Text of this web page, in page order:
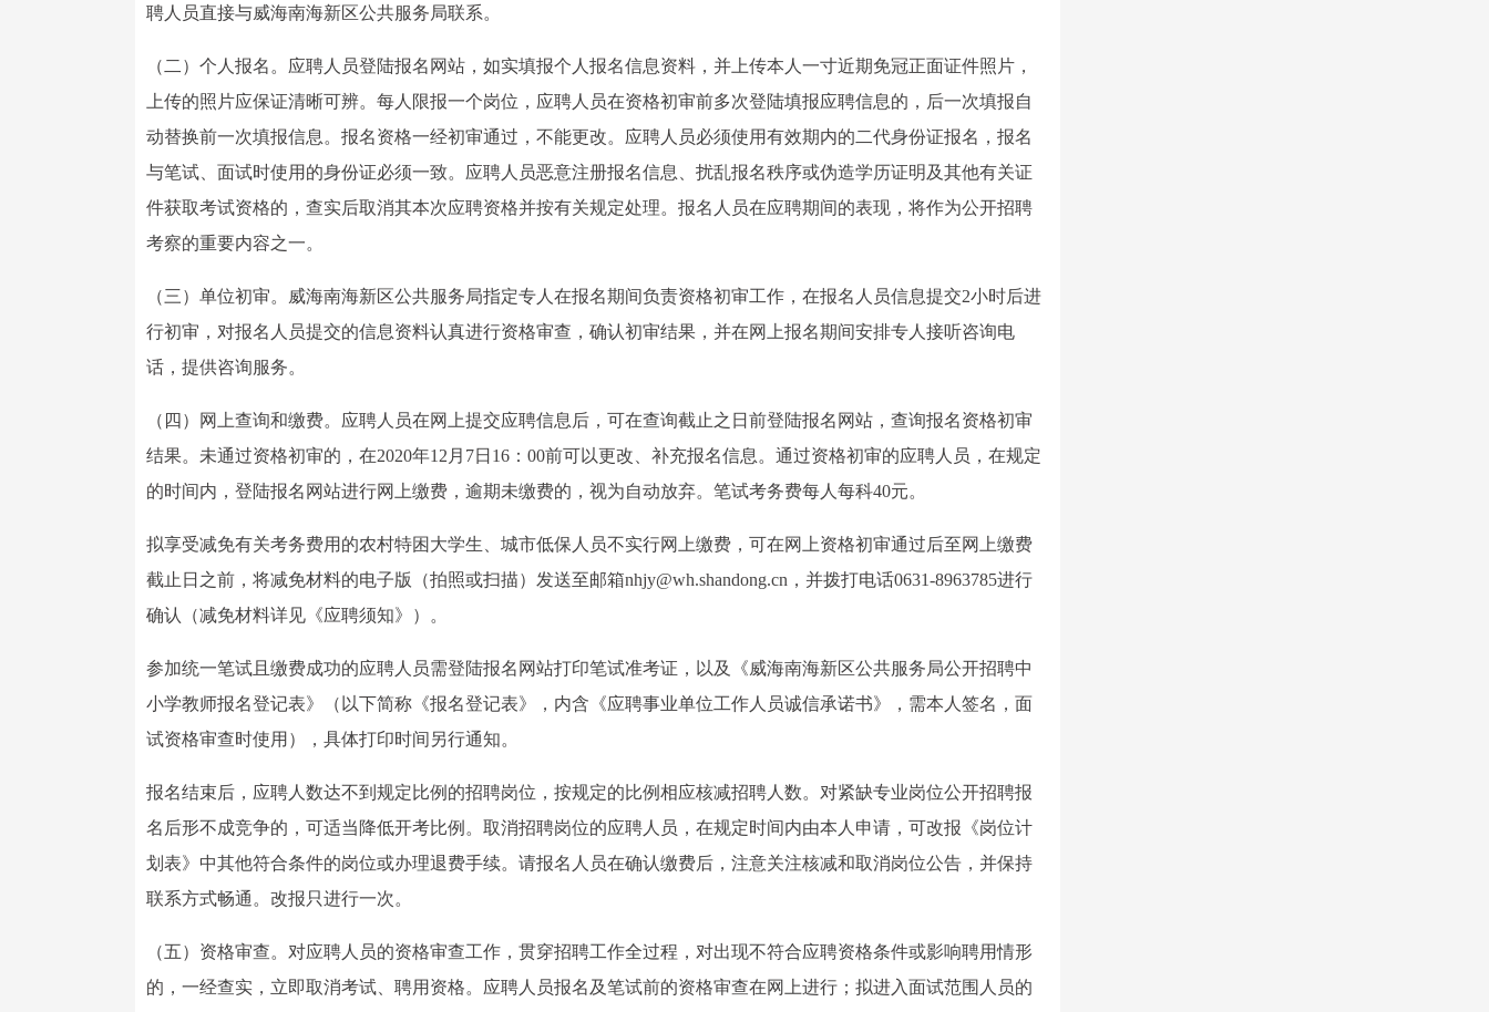
聘人员直接与威海南海新区公共服务局联系。
（二）个人报名。应聘人员登陆报名网站，如实填报个人报名信息资料，并上传本人一寸近期免冠正面证件照片，
上传的照片应保证清晰可辨。每人限报一个岗位，应聘人员在资格初审前多次登陆填报应聘信息的，后一次填报自
动替换前一次填报信息。报名资格一经初审通过，不能更改。应聘人员必须使用有效期内的二代身份证报名，报名
与笔试、面试时使用的身份证必须一致。应聘人员恶意注册报名信息、扰乱报名秩序或伪造学历证明及其他有关证
件获取考试资格的，查实后取消其本次应聘资格并按有关规定处理。报名人员在应聘期间的表现，将作为公开招聘
考察的重要内容之一。
（三）单位初审。威海南海新区公共服务局指定专人在报名期间负责资格初审工作，在报名人员信息提交2小时后进
行初审，对报名人员提交的信息资料认真进行资格审查，确认初审结果，并在网上报名期间安排专人接听咨询电
话，提供咨询服务。
（四）网上查询和缴费。应聘人员在网上提交应聘信息后，可在查询截止之日前登陆报名网站，查询报名资格初审
结果。未通过资格初审的，在2020年12月7日16：00前可以更改、补充报名信息。通过资格初审的应聘人员，在规定
的时间内，登陆报名网站进行网上缴费，逾期未缴费的，视为自动放弃。笔试考务费每人每科40元。
拟享受减免有关考务费用的农村特困大学生、城市低保人员不实行网上缴费，可在网上资格初审通过后至网上缴费
截止日之前，将减免材料的电子版（拍照或扫描）发送至邮箱nhjy@wh.shandong.cn，并拨打电话0631-8963785进行
确认（减免材料详见《应聘须知》）。
参加统一笔试且缴费成功的应聘人员需登陆报名网站打印笔试准考证，以及《威海南海新区公共服务局公开招聘中
小学教师报名登记表》（以下简称《报名登记表》，内含《应聘事业单位工作人员诚信承诺书》，需本人签名，面
试资格审查时使用），具体打印时间另行通知。
报名结束后，应聘人数达不到规定比例的招聘岗位，按规定的比例相应核减招聘人数。对紧缺专业岗位公开招聘报
名后形不成竞争的，可适当降低开考比例。取消招聘岗位的应聘人员，在规定时间内由本人申请，可改报《岗位计
划表》中其他符合条件的岗位或办理退费手续。请报名人员在确认缴费后，注意关注核减和取消岗位公告，并保持
联系方式畅通。改报只进行一次。
（五）资格审查。对应聘人员的资格审查工作，贯穿招聘工作全过程，对出现不符合应聘资格条件或影响聘用情形
的，一经查实，立即取消考试、聘用资格。应聘人员报名及笔试前的资格审查在网上进行；拟进入面试范围人员的